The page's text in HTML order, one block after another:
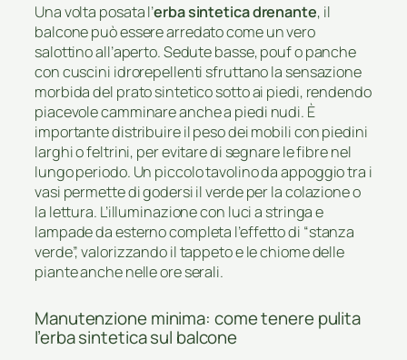
Una volta posata l’erba sintetica drenante, il
balcone può essere arredato come un vero
salottino all’aperto. Sedute basse, pouf o panche
con cuscini idrorepellenti sfruttano la sensazione
morbida del prato sintetico sotto ai piedi, rendendo
piacevole camminare anche a piedi nudi. È
importante distribuire il peso dei mobili con piedini
larghi o feltrini, per evitare di segnare le fibre nel
lungo periodo. Un piccolo tavolino da appoggio tra i
vasi permette di godersi il verde per la colazione o
la lettura. L’illuminazione con luci a stringa e
lampade da esterno completa l’effetto di “stanza
verde”, valorizzando il tappeto e le chiome delle
piante anche nelle ore serali.
Manutenzione minima: come tenere pulita
l’erba sintetica sul balcone